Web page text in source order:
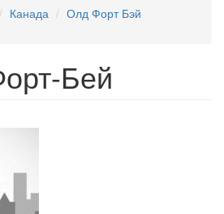
Канада
Олд Форт Бэй
Бей